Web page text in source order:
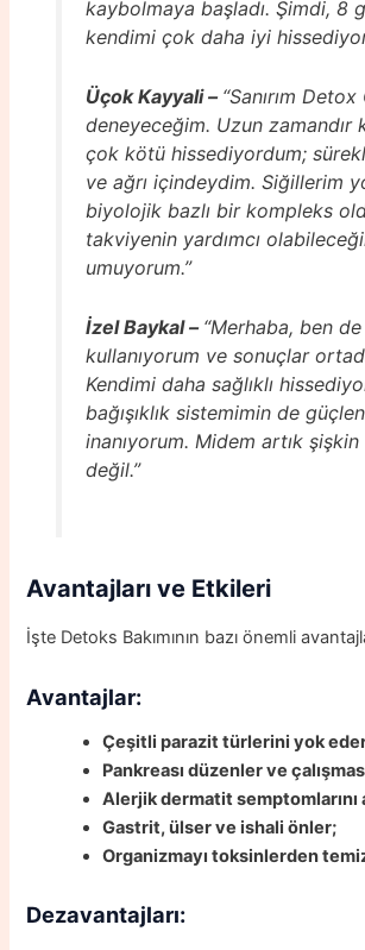
kaybolmaya başladı. Şimdi, 8
kendimi çok daha iyi
Üçok Kayyali – “Sanırım Detox
deneyeceğim. Uzun zamandır
çok kötü hissediyordum;
ve ağrı içindeydim. Siğillerim
biyolojik bazlı bir kompleks
takviyenin yardımcı
umuyorum.”
İzel Baykal – “Merhaba, ben
kullanıyorum ve sonuçlar
Kendimi daha sağlıklı
bağışıklık sistemimin de
inanıyorum. Midem artık şişkin
değil.”
Avantajları ve Etkileri
İşte Detoks Bakımının bazı önemli
Avantajlar:
Çeşitli parazit türlerini yok
Pankreası düzenler ve
Alerjik dermatit semptomlarını
Gastrit, ülser ve ishali önler;
Organizmayı toksinlerden
Dezavantajları: